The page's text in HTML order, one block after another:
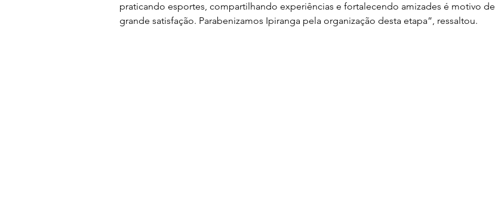
praticando esportes, compartilhando experiências e fortalecendo amizades é motivo de
grande satisfação. Parabenizamos Ipiranga pela organização desta etapa”, ressaltou.